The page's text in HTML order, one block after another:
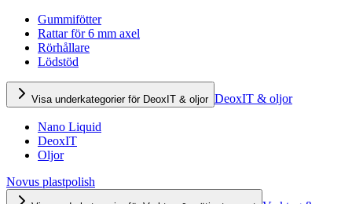
Gummifötter
Rattar för 6 mm axel
Rörhållare
Lödstöd
Visa underkategorier för DeoxIT & oljor DeoxIT & oljor
Nano Liquid
DeoxIT
Oljor
Novus plastpolish